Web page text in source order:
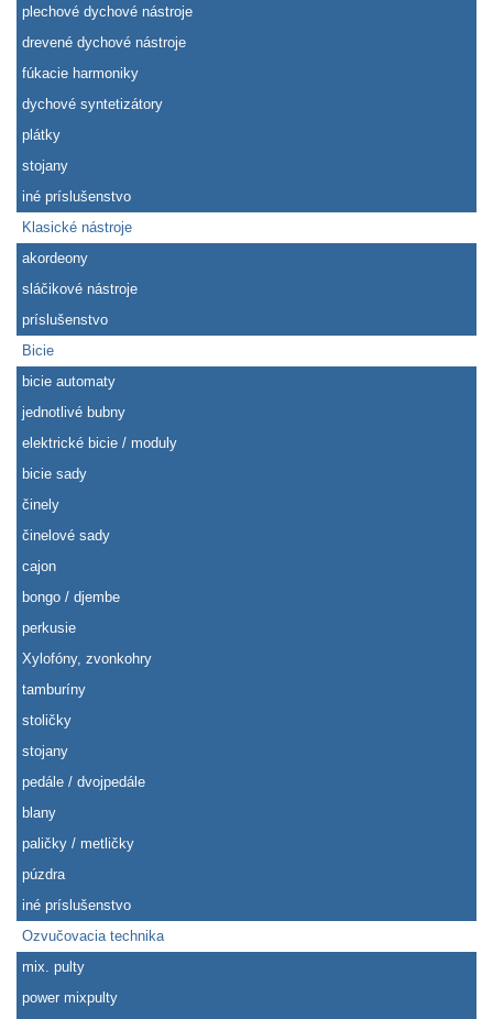
plechové dychové nástroje
drevené dychové nástroje
fúkacie harmoniky
dychové syntetizátory
plátky
stojany
iné príslušenstvo
Klasické nástroje
akordeony
sláčikové nástroje
príslušenstvo
Bicie
bicie automaty
jednotlivé bubny
elektrické bicie / moduly
bicie sady
činely
činelové sady
cajon
bongo / djembe
perkusie
Xylofóny, zvonkohry
tamburíny
stoličky
stojany
pedále / dvojpedále
blany
paličky / metličky
púzdra
iné príslušenstvo
Ozvučovacia technika
mix. pulty
power mixpulty